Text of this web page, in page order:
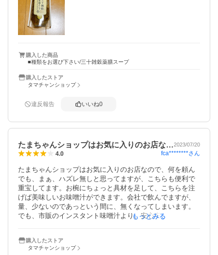
購入した商品
■種類をお選び下さい/三十雑穀薬膳スープ
購入したストア
タマチャンショップ
違反報告 いいね0
たまちゃんショップはお気に入りのお店な…2023/07/20
4.0 fca********さん
たまちゃんショップはお気に入りのお店なので、何を頼ん
でも、まぁ、ハズレ無しと思ってますが、こちらも便利で
重宝してます。お椀にちょっと具材を足して、こちらを注
げば美味しいお味噌汁ができます。会社で飲んでますが、
量、少ないのであっという間に、無くなってしまいます。
でも、市販のインスタント味噌汁より、安心安全に飲める
もっとみる
購入したストア
タマチャンショップ